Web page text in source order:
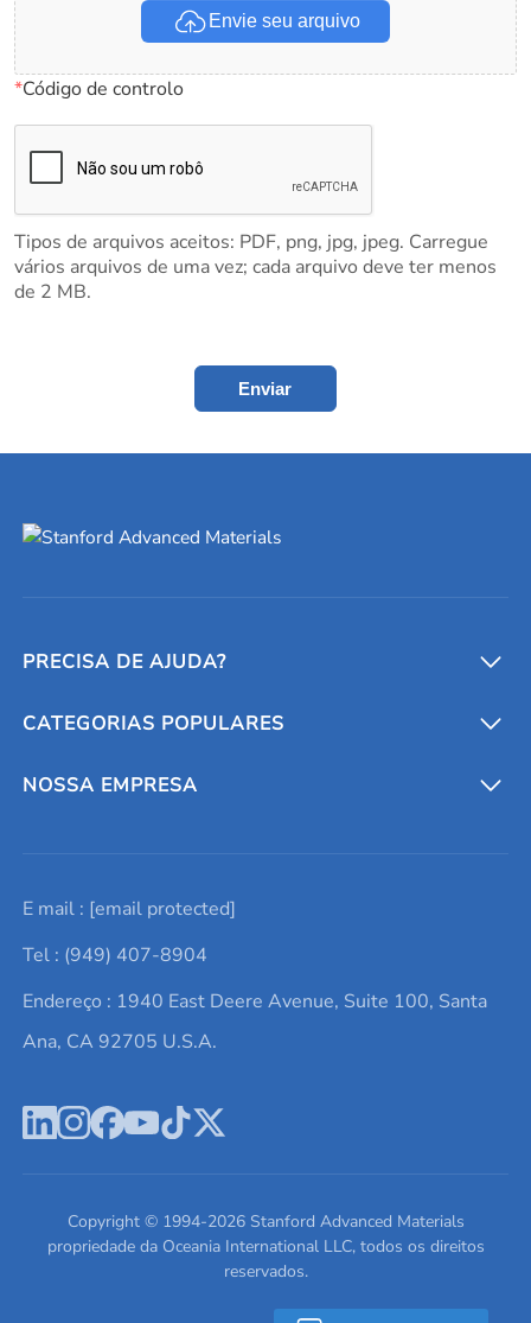
Envie seu arquivo
*Código de controlo
Tipos de arquivos aceitos: PDF, png, jpg, jpeg. Carregue
vários arquivos de uma vez; cada arquivo deve ter menos
de 2 MB.
Enviar
PRECISA DE AJUDA?
Conversores e calculadoras
Entre em contato conosco
Lista de consultas
Termos e Condições
Política de Privacidade
CATEGORIAS POPULARES
Metais refratários
Elementos de terras raras
Alvos de pulverização catódica
Ácido hialurônico
NOSSA EMPRESA
Promoções atuais
Notícias e blogs
Estudos de caso
Escreva para nós
E mail : [email protected]
Tel : (949) 407-8904
Endereço : 1940 East Deere Avenue, Suite 100, Santa
Ana, CA 92705 U.S.A.
Copyright © 1994-2026Stanford Advanced Materials
propriedade da Oceania International LLC, todos os direitos
reservados.